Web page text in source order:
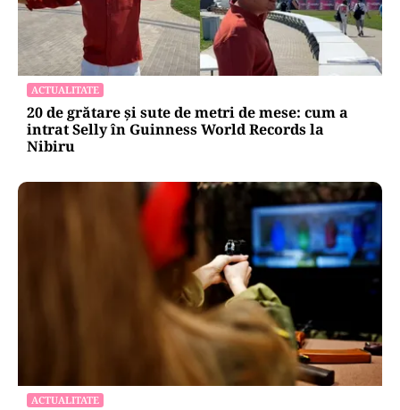
ACTUALITATE
20 de grătare și sute de metri de mese: cum a
intrat Selly în Guinness World Records la
Nibiru
ACTUALITATE